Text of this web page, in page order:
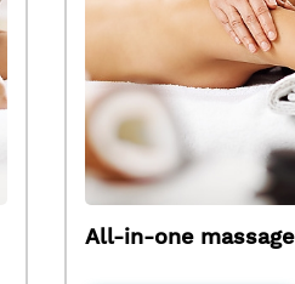
All-in-one massage